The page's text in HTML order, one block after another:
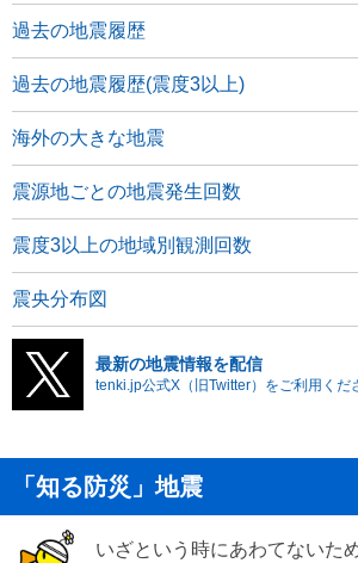
過去の地震履歴
過去の地震履歴(震度3以上)
海外の大きな地震
震源地ごとの地震発生回数
震度3以上の地域別観測回数
震央分布図
最新の地震情報を配信
tenki.jp公式X（旧Twitter）をご利用くだ
「知る防災」地震
いざという時にあわてないた